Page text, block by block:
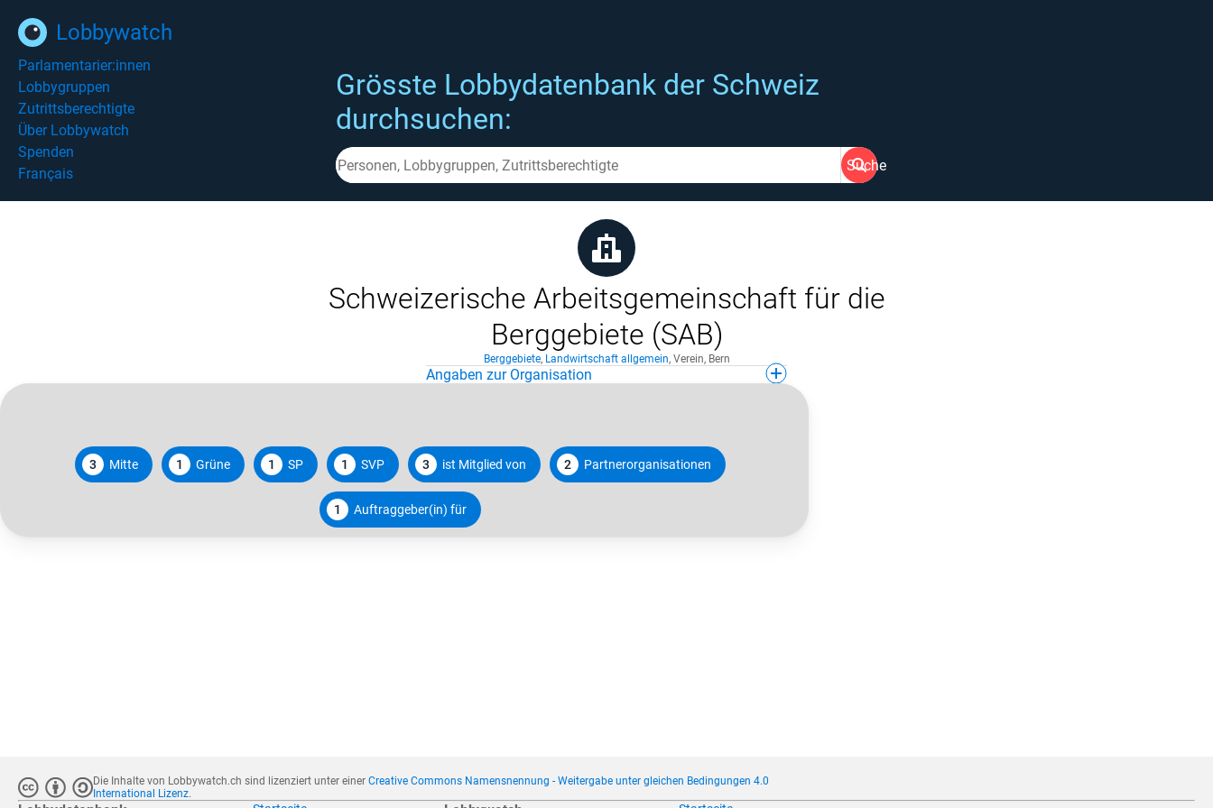
Lobbywatch
Parlamentarier:innen
Lobbygruppen
Zutrittsberechtigte
Über Lobbywatch
Spenden
Français
Grösste Lobbydatenbank der Schweiz
durchsuchen:
Suche
Schweizerische Arbeitsgemeinschaft für die
Berggebiete (SAB)
Berggebiete, Landwirtschaft allgemein, Verein, Bern
Angaben zur Organisation
3 Mitte 1 Grüne 1 SP 1 SVP 3 ist Mitglied von 2 Partnerorganisationen
1 Auftraggeber(in) für
Die Inhalte von Lobbywatch.ch sind lizenziert unter einerCreative Commons Namensnennung - Weitergabe unter gleichen Bedingungen 4.0
International Lizenz.